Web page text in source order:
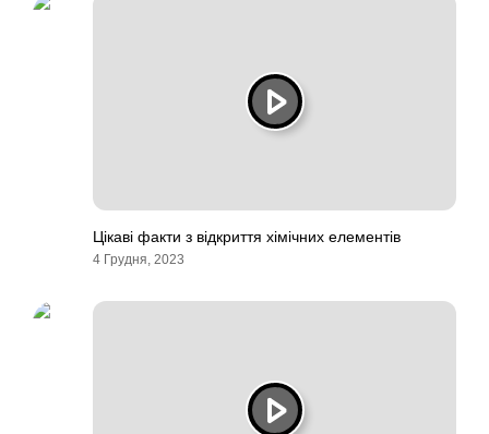
Цікаві факти з відкриття хімічних елементів
4 Грудня, 2023